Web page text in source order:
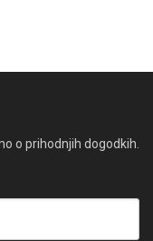
o prihodnjih dogodkih.